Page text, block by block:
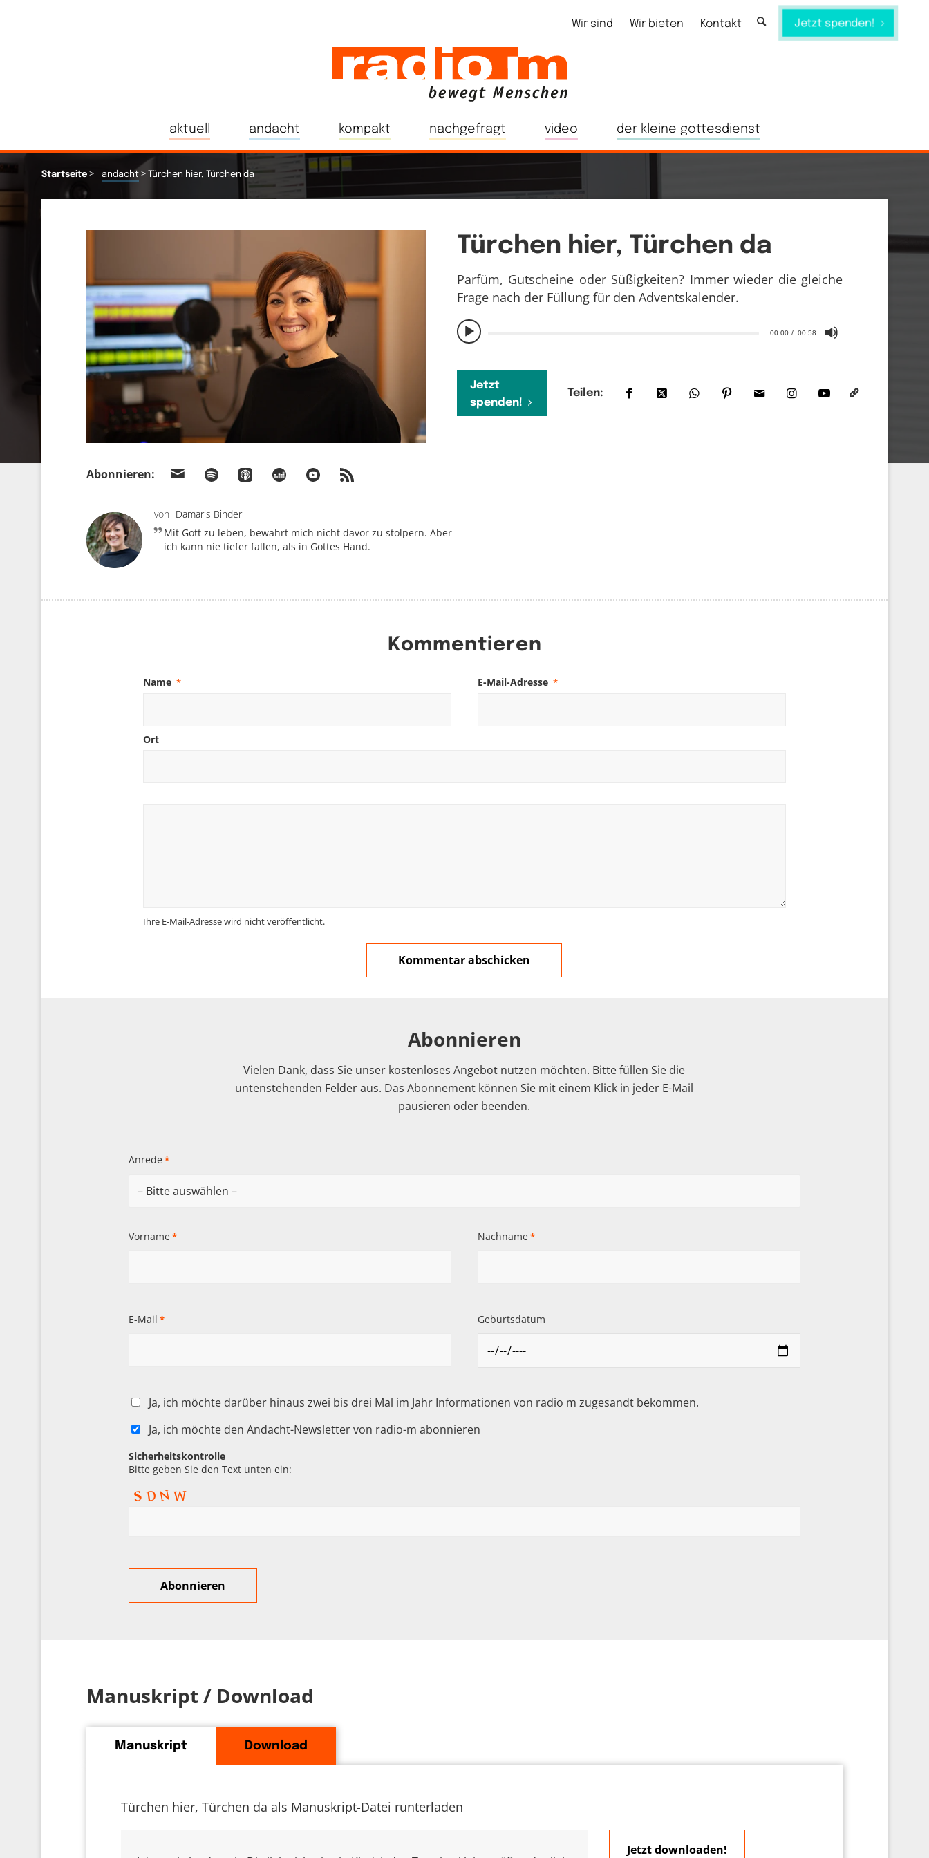
Wir sind Wir bieten Kontakt Jetzt spenden!
aktuell andacht kompakt nachgefragt video der kleine gottesdienst
Startseite > andacht > Türchen hier, Türchen da
Abonnieren:
Türchen hier, Türchen da
00:00 00:58
Parfüm, Gutscheine oder Süßigkeiten? Immer wieder die gleiche
Frage nach der Füllung für den Adventskalender.
Jetzt
spenden!
Teilen:
von Damaris Binder
Mit Gott zu leben, bewahrt mich nicht davor zu stolpern. Aber
ich kann nie tiefer fallen, als in Gottes Hand.
Kommentieren
Name * E-Mail-Adresse *
Ort
Ihre E-Mail-Adresse wird nicht veröffentlicht.
Abonnieren
Vielen Dank, dass Sie unser kostenloses Angebot nutzen möchten. Bitte füllen Sie die
untenstehenden Felder aus. Das Abonnement können Sie mit einem Klick in jeder E-Mail
pausieren oder beenden.
Anrede *
Vorname * Nachname *
E-Mail * Geburtsdatum
Ja, ich möchte darüber hinaus zwei bis drei Mal im Jahr Informationen von radio m zugesandt bekommen.
Ja, ich möchte den Andacht-Newsletter von radio-m abonnieren
Sicherheitskontrolle
Bitte geben Sie den Text unten ein:
Manuskript / Download
Manuskript Download
Türchen hier, Türchen da als Manuskript-Datei runterladen
Jetzt downloaden!